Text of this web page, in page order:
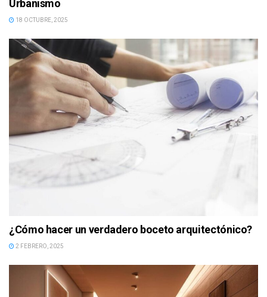
Urbanismo
18 OCTUBRE, 2025
¿Cómo hacer un verdadero boceto arquitectónico?
2 FEBRERO, 2025